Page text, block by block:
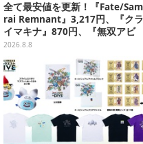
全て最安値を更新！『Fate/
rai Remnant』3,217円、『クラ
イマキナ』870円、『無双アビ
ス』1,188円、『星空鉄道とシロ
の旅』3,190円【eショップ・PS S
toreのお薦めセール】
2026.8.8